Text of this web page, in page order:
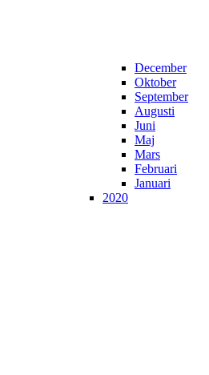
December
Oktober
September
Augusti
Juni
Maj
Mars
Februari
Januari
2020